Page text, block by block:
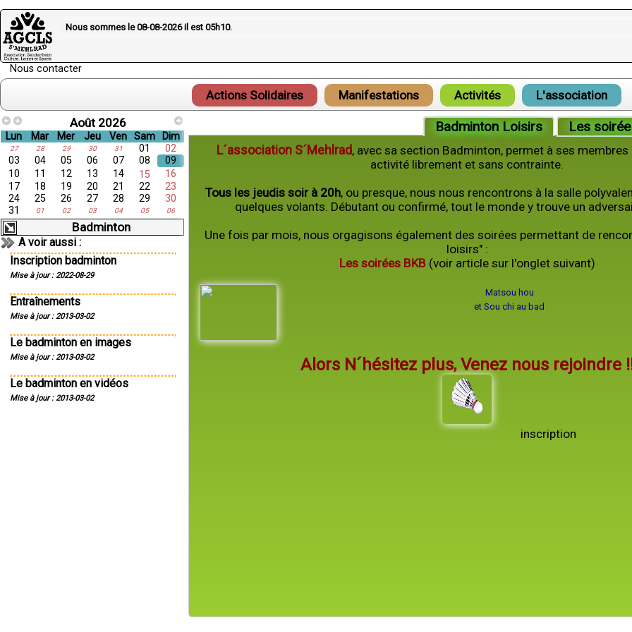
Nous sommes le 08-08-2026 il est 05h10.
Nous contacter
Actions Solidaires Manifestations Activités
L'association
Août 2026
Lun Mar Mer Jeu Ven Sam Dim
27 28 29 30 31 01
02
03
04 05 06 07 08
09
10
11 12 13 14 15
16
17
18 19 20 21 22
23
24
25 26 27 28 29
30
31
01 02 03 04 05 06
Badminton
A voir aussi :
Inscription badminton
Mise à jour : 2022-08-29
Entraînements
Mise à jour : 2013-03-02
Le badminton en images
Mise à jour : 2013-03-02
Le badminton en vidéos
Mise à jour : 2013-03-02
Badminton Loisirs Les
L´association S´Mehlrad, avec sa section Badminton, permet à ses
activité librement et sans contrainte.
Tous les jeudis soir à 20h, ou presque, nous nous rencontrons à la salle
quelques volants. Débutant ou confirmé, tout le monde y trouve un
Une fois par mois, nous orgagisons également des soirées permettant de
loisirs" :
Les soirées BKB(voir article sur l'onglet suivant)
Matsou hou
et Sou chi au bad
Alors N´hésitez plus, Venez nous rejoindre
inscription